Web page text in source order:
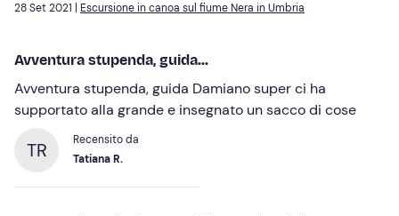
28 Set 2021 | Escursione in canoa sul fiume Nera in Umbria
Avventura stupenda, guida...
Avventura stupenda, guida Damiano super ci ha
supportato alla grande e insegnato un sacco di cose
TR
Recensito da
Tatiana R.